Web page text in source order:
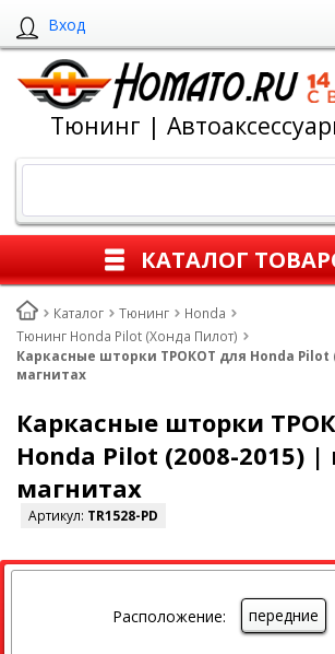
Вход
Тюнинг |
КАТАЛОГ
Каталог Тюнинг
Honda
Тюнинг Honda Pilot (Хонда Пилот)
Каркасные шторки ТРОКОТ для Honda Pilot
магнитах
Каркасные шторки
Honda Pilot (2008-2015) |
магнитах
Артикул: TR1528-PD
Расположение: передние